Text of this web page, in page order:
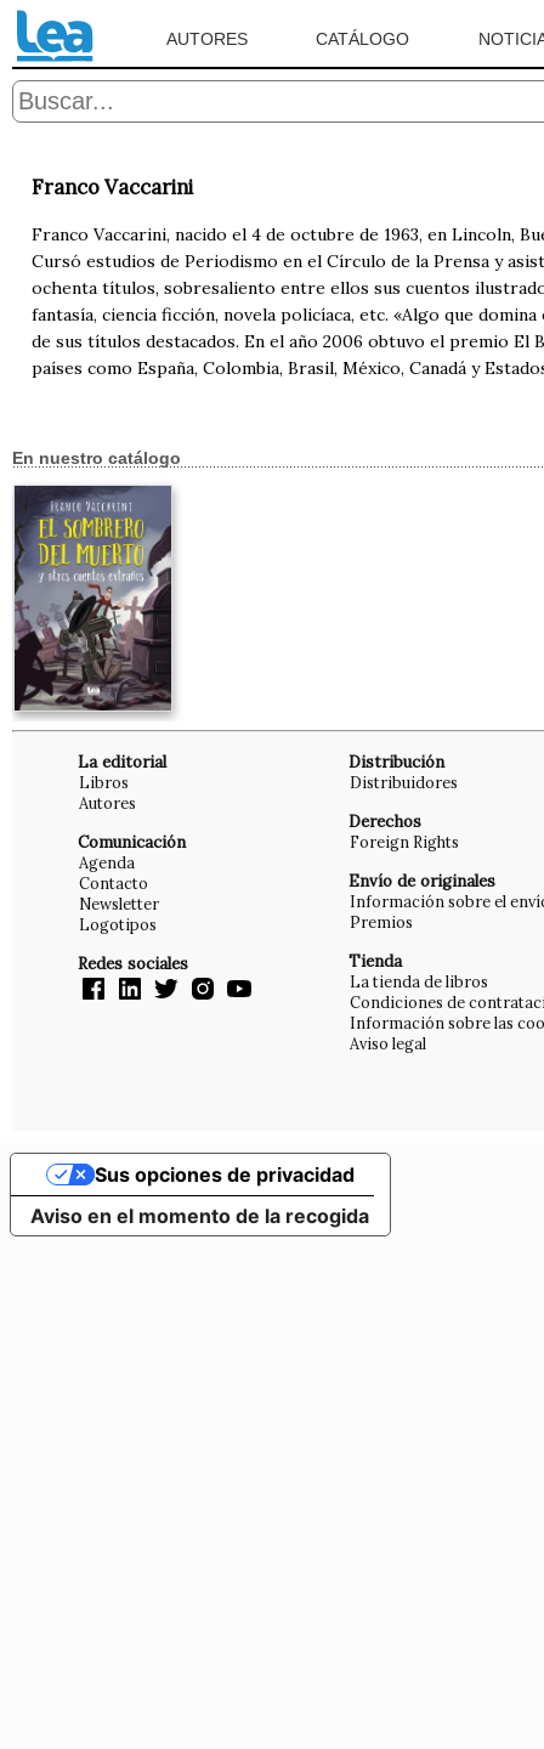
AUTORES CATÁLOGO
Franco Vaccarini
Franco Vaccarini, nacido el 4 de octubre de 1963, en Lincoln,
Cursó estudios de Periodismo en el Círculo de la Prensa y
ochenta títulos, sobresaliento entre ellos sus cuentos
fantasía, ciencia ficción, novela policíaca, etc. «Algo que
de sus títulos destacados. En el año 2006 obtuvo el premio
países como España, Colombia, Brasil, México, Canadá y
En nuestro catálogo
La editorial
Libros
Autores
Comunicación
Agenda
Contacto
Newsletter
Logotipos
Redes sociales
Distribución
Distribuidores
Derechos
Foreign Rights
Envío de originales
Información sobre el
Premios
Tienda
La tienda de libros
Condiciones de
Información sobre las
Aviso legal
Aviso en el momento de la recogida
Sus opciones de privacidad